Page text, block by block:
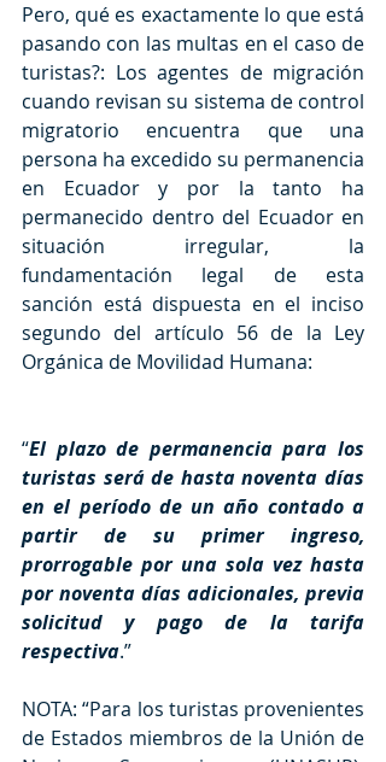
Pero, qué es exactamente lo que está
pasando con las multas en el caso de
turistas?: Los agentes de migración
cuando revisan su sistema de control
migratorio encuentra que una
persona ha excedido su permanencia
en Ecuador y por la tanto ha
permanecido dentro del Ecuador en
situación irregular, la
fundamentación legal de esta
sanción está dispuesta en el inciso
segundo del artículo 56 de la Ley
Orgánica de Movilidad Humana:
“El plazo de permanencia para los
turistas será de hasta noventa días
en el período de un año contado a
partir de su primer ingreso,
prorrogable por una sola vez hasta
por noventa días adicionales, previa
solicitud y pago de la tarifa
respectiva.”
NOTA: “Para los turistas provenientes
de Estados miembros de la Unión de